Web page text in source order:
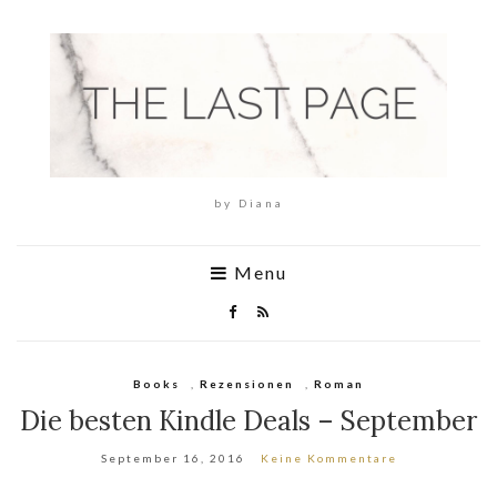
by Diana
Menu
Books Rezensionen Roman
Die besten Kindle Deals – September
September 16, 2016 Keine Kommentare